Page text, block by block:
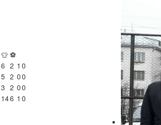
👕 ⚽
6 2 1 0
5 2 00
3 2 00
146 1 0